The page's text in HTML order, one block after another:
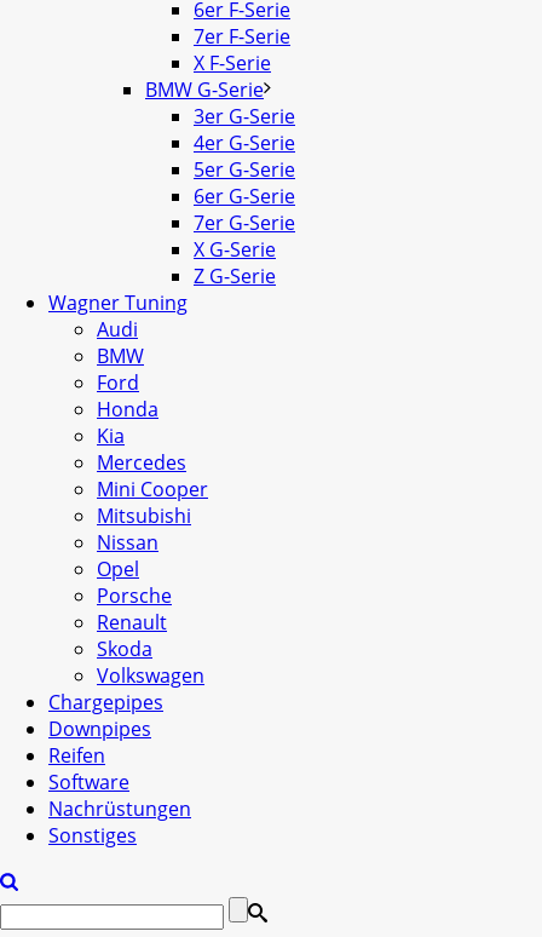
6er F-Serie
7er F-Serie
X F-Serie
BMW G-Serie
3er G-Serie
4er G-Serie
5er G-Serie
6er G-Serie
7er G-Serie
X G-Serie
Z G-Serie
Wagner Tuning
Audi
BMW
Ford
Honda
Kia
Mercedes
Mini Cooper
Mitsubishi
Nissan
Opel
Porsche
Renault
Skoda
Volkswagen
Chargepipes
Downpipes
Reifen
Software
Nachrüstungen
Sonstiges